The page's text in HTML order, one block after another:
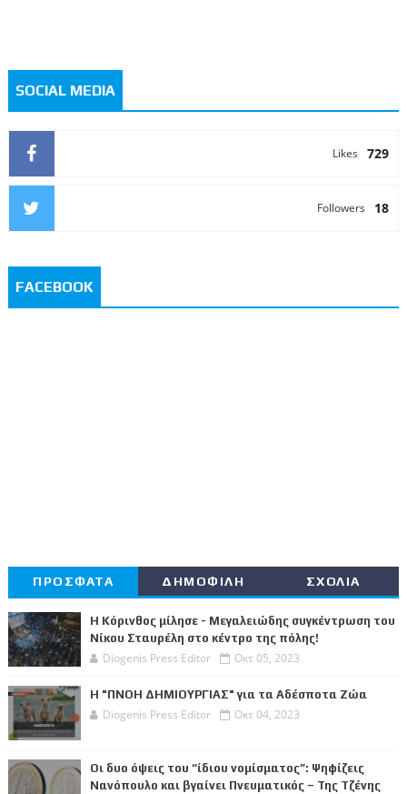
SOCIAL MEDIA
729
Likes
18
Followers
FACEBOOK
ΠΡΟΣΦΑΤΑ ΔΗΜΟΦΙΛΗ ΣΧΟΛΙΑ
Η Κόρινθος μίλησε - Μεγαλειώδης συγκέντρωση του
Νίκου Σταυρέλη στο κέντρο της πόλης!
Diogenis Press Editor Οκτ 05, 2023
Η "ΠΝΟΗ ΔΗΜΙΟΥΡΓΙΑΣ" για τα Αδέσποτα Ζώα
Diogenis Press Editor Οκτ 04, 2023
Οι δυο όψεις του “ίδιου νομίσματος”: Ψηφίζεις
Νανόπουλο και βγαίνει Πνευματικός – Της Τζένης